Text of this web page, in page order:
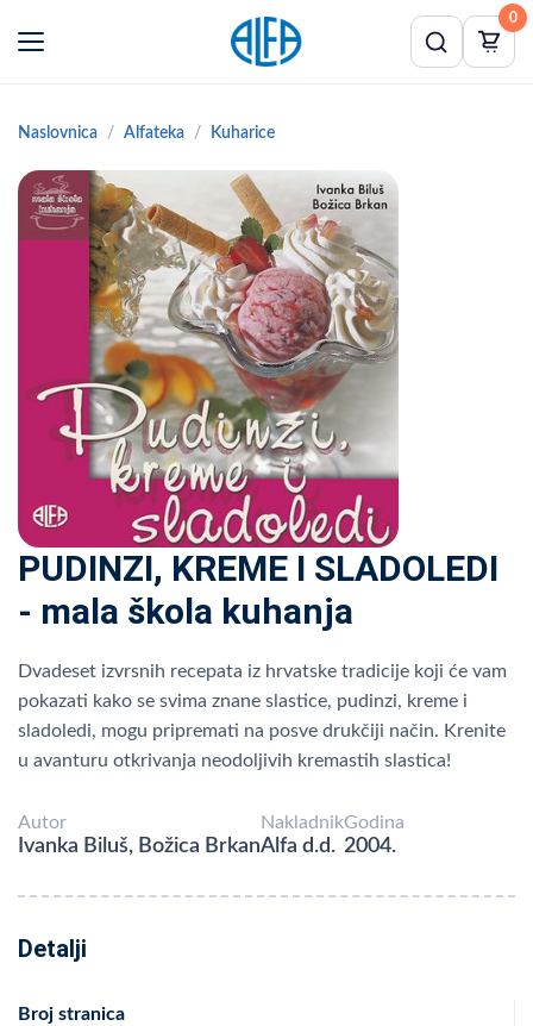
0
Naslovnica Alfateka Kuharice
PUDINZI, KREME I SLADOLEDI
- mala škola kuhanja
Dvadeset izvrsnih recepata iz hrvatske tradicije koji će vam
pokazati kako se svima znane slastice, pudinzi, kreme i
sladoledi, mogu pripremati na posve drukčiji način. Krenite
u avanturu otkrivanja neodoljivih kremastih slastica!
Autor
Ivanka Biluš, Božica Brkan
Nakladnik
Alfa d.d.
Godina
2004.
Detalji
Broj stranica